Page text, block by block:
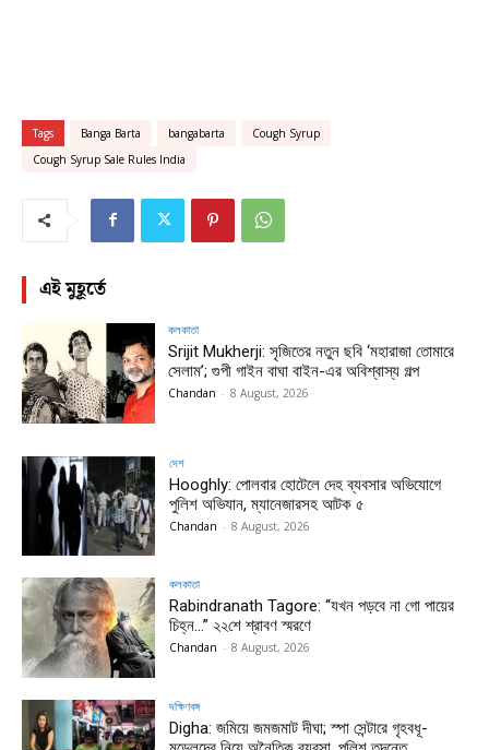
Tags Banga Barta bangabarta
Cough Syrup
Cough Syrup Sale Rules India
এই মুহূর্তে
কলকাতা
Srijit Mukherji: সৃজিতের নতুন ছবি ‘মহারাজা তোমারে
সেলাম’; গুপী গাইন বাঘা বাইন-এর অবিশ্বাস্য গল্প
Chandan - 8 August, 2026
দেশ
Hooghly: পোলবার হোটেলে দেহ ব্যবসার অভিযোগে
পুলিশ অভিযান, ম্যানেজারসহ আটক ৫
Chandan - 8 August, 2026
কলকাতা
Rabindranath Tagore: “যখন পড়বে না গো পায়ের
চিহ্ন…” ২২শে শ্রাবণ স্মরণে
Chandan - 8 August, 2026
দক্ষিণবঙ্গ
Digha: জমিয়ে জমজমাট দীঘা; স্পা সেন্টারে গৃহবধূ-